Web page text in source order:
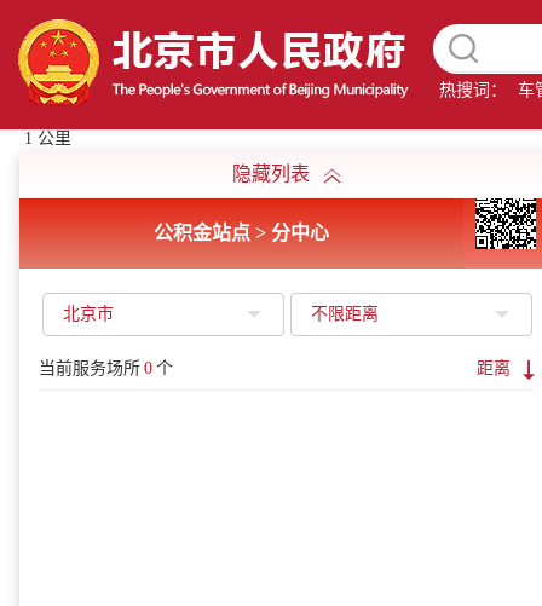
热搜词： 车
隐藏列表
公积金站点 > 分中心
北京市 不限距离
当前服务场所 0 个 距离
1 公里